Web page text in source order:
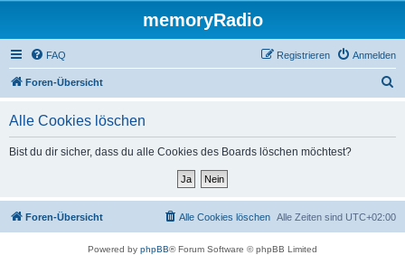
memoryRadio
FAQ Anmelden
Registrieren
Foren-Übersicht
Alle Cookies löschen
Bist du dir sicher, dass du alle Cookies des Boards löschen möchtest?
Foren-Übersicht Alle Zeiten sind UTC+02:00
Alle Cookies löschen
Powered by phpBB® Forum Software © phpBB Limited